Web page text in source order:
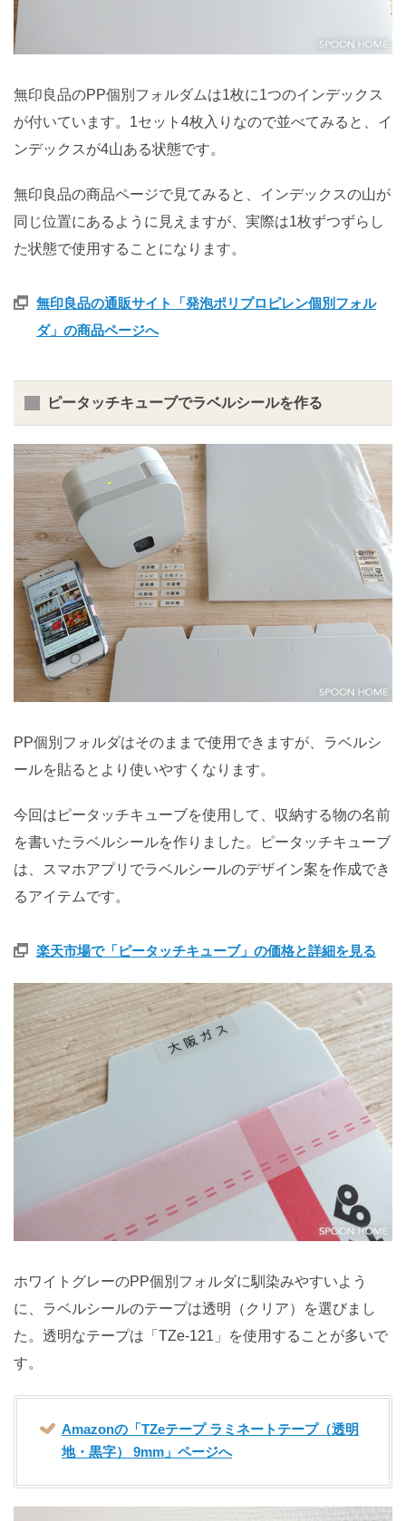
無印良品のPP個別フォルダムは1枚に1つのインデックス
が付いています。1セット4枚入りなので並べてみると、イ
ンデックスが4山ある状態です。
無印良品の商品ページで見てみると、インデックスの山が
同じ位置にあるように見えますが、実際は1枚ずつずらし
た状態で使用することになります。
無印良品の通販サイト「発泡ポリプロピレン個別フォル
ダ」の商品ページへ
ピータッチキューブでラベルシールを作る
PP個別フォルダはそのままで使用できますが、ラベルシ
ールを貼るとより使いやすくなります。
今回はピータッチキューブを使用して、収納する物の名前
を書いたラベルシールを作りました。ピータッチキューブ
は、スマホアプリでラベルシールのデザイン案を作成でき
るアイテムです。
楽天市場で「ピータッチキューブ」の価格と詳細を見る
ホワイトグレーのPP個別フォルダに馴染みやすいよう
に、ラベルシールのテープは透明（クリア）を選びまし
た。透明なテープは「TZe-121」を使用することが多いで
す。
Amazonの「TZeテープ ラミネートテープ（透明
地・黒字） 9mm」ページへ